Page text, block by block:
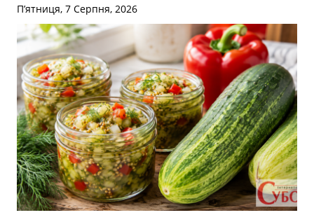
П’ятниця, 7 Серпня, 2026